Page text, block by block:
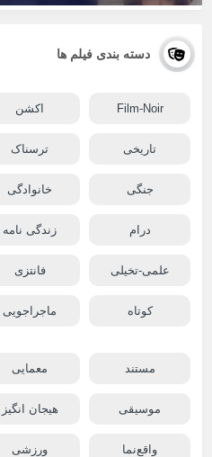
دسته بندی فیلم ها
Film-Noir اکشن
تاریخی ترسناک
جنگی خانوادگی
درام زندگی نامه
علمی-تخیلی فانتزی
کوتاه ماجراجویی
مستند معمایی
موسیقی هیجان انگیز
واقع‌نما ورزشی